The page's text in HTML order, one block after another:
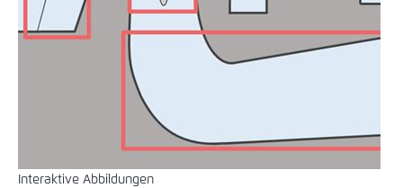
Interaktive Abbildungen